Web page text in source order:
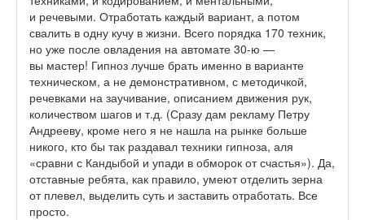
и речевыми. Отработать каждый вариант, а потом
свалить в одну кучу в жизни. Всего порядка 170 техник,
но уже после овладения на автомате 30-ю —
вы мастер! Гипноз лучше брать именно в варианте
техническом, а не демонстративном, с методичкой,
речевками на заучивание, описанием движения рук,
количеством шагов и т.д. (Сразу дам рекламу Петру
Андрееву, кроме него я не нашла на рынке больше
никого, кто бы так раздавал техники гипноза, аля
«сравни с Кандыбой и упади в обморок от счастья»). Да,
отставные ребята, как правило, умеют отделить зерна
от плевел, выделить суть и заставить отработать. Все
просто.